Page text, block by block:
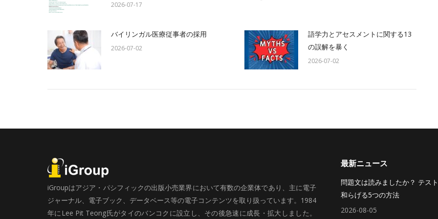
2026-07-17
バイリンガル医療従事者の採用
2026-07-02
語学力とアセスメントに関する13
の誤解を暴く
2026-07-02
iGroupはアジア・パシフィックの出版小売業界において有数の企業体であり、主に電子
ジャーナル、電子ブック、データベース等の電子コンテンツを取り扱っています。1984
年にLee Pit Teong氏がタイのバンコクに設立し、その後急速に成長・拡大しました。
最新ニュース
問題文は読みましたか？ テス
和らげる5つの方法
2026-08-05